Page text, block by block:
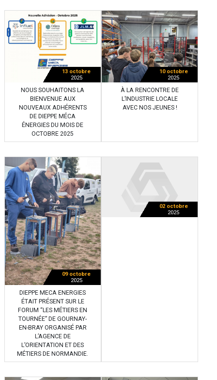
13 octobre
2025
NOUS SOUHAITONS LA
BIENVENUE AUX
NOUVEAUX ADHÉRENTS
DE DIEPPE MÉCA
ÉNERGIES DU MOIS DE
OCTOBRE 2025
10 octobre
2025
À LA RENCONTRE DE
L’INDUSTRIE LOCALE
AVEC NOS JEUNES !
09 octobre
2025
DIEPPE MECA ENERGIES
ÉTAIT PRÉSENT SUR LE
FORUM “LES MÉTIERS EN
TOURNÉE” DE GOURNAY-
EN-BRAY ORGANISÉ PAR
L’AGENCE DE
L’ORIENTATION ET DES
MÉTIERS DE NORMANDIE.
02 octobre
2025